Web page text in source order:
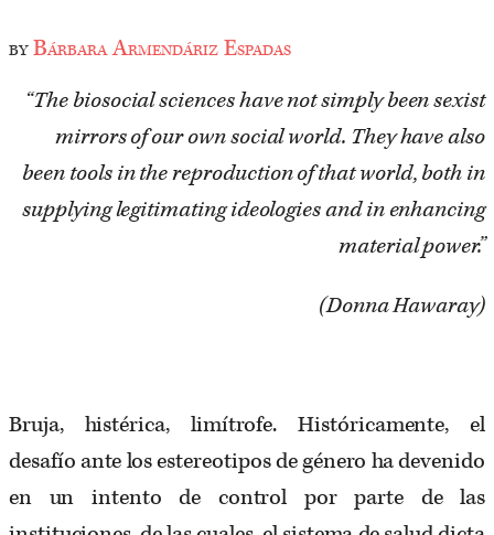
byBárbara Armendáriz Espadas
“The biosocial sciences have not simply been sexist
mirrors of our own social world. They have also
been tools in the reproduction of that world, both in
supplying legitimating ideologies and in enhancing
material power.”
(Donna Hawaray)
Bruja, histérica, limítrofe. Históricamente, el
desafío ante los estereotipos de género ha devenido
en un intento de control por parte de las